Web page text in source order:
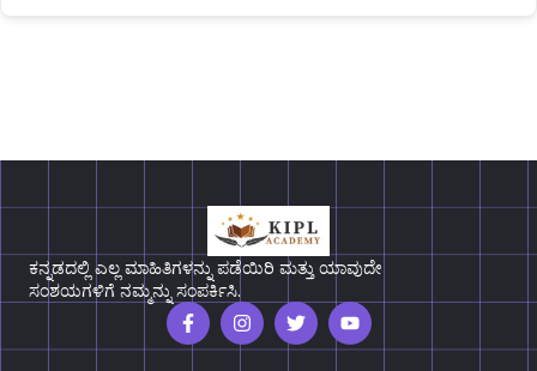
ಕನ್ನಡದಲ್ಲಿ ಎಲ್ಲ ಮಾಹಿತಿಗಳನ್ನು ಪಡೆಯಿರಿ ಮತ್ತು ಯಾವುದೇ
ಸಂಶಯಗಳಿಗೆ ನಮ್ಮನ್ನು ಸಂಪರ್ಕಿಸಿ.